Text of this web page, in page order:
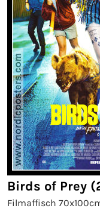
Birds of Prey
Filmaffisch